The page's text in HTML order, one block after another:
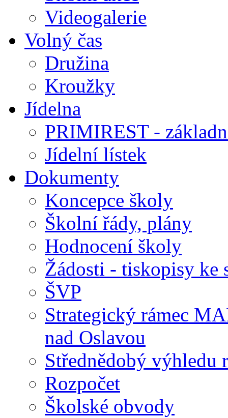
Videogalerie
Volný čas
Družina
Kroužky
Jídelna
PRIMIREST -
Jídelní lístek
Dokumenty
Koncepce školy
Školní řády, plány
Hodnocení školy
Žádosti - tiskopisy ke
ŠVP
Strategický rámec
nad Oslavou
Střednědobý výhledu
Rozpočet
Školské obvody